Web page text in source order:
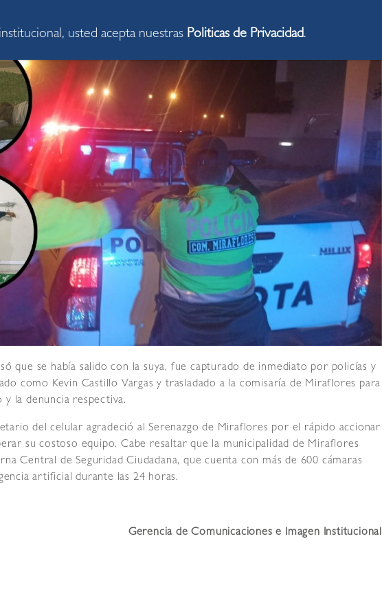
que se había salido con la suya, fue capturado de inmediato por policías y
como Kevin Castillo Vargas y trasladado a la comisaría de Miraflores para
y la denuncia respectiva.
del celular agradeció al Serenazgo de Miraflores por el rápido accionar
su costoso equipo. Cabe resaltar que la municipalidad de Miraflores
Central de Seguridad Ciudadana, que cuenta con más de 600 cámaras
artificial durante las 24 horas.
Gerencia de Comunicaciones e Imagen Institucional
usted acepta nuestras Politicas de Privacidad.